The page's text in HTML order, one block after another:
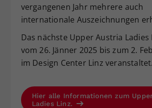
vergangenen Jahr mehrere auch
internationale Auszeichnungen
Das nächste Upper Austria Ladies
vom 26. Jänner 2025 bis zum 2.
im Design Center Linz veranstaltet.
Hier alle Informationen zum
Ladies Linz.